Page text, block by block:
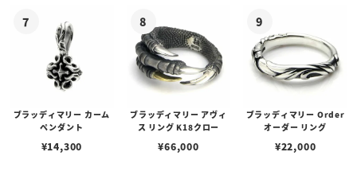
ブラッディマリー カーム
ペンダント
¥14,300
ブラッディマリー アヴィ
ス リング K18クロー
¥66,000
ブラッディマリー Order
オーダー リング
¥22,000